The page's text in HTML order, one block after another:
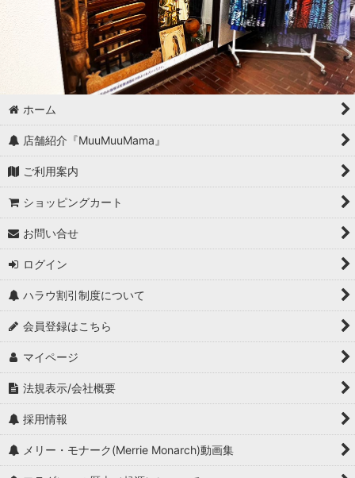
ホーム
店舗紹介『MuuMuuMama』
ご利用案内
ショッピングカート
お問い合せ
ログイン
ハラウ割引制度について
会員登録はこちら
マイページ
法規表示/会社概要
採用情報
メリー・モナーク(Merrie Monarch)動画集